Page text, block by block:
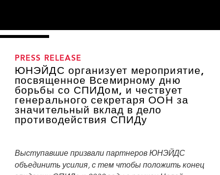
PRESS RELEASE
ЮНЭЙДС организует мероприятие,
посвященное Всемирному дню
борьбы со СПИДом, и чествует
генерального секретаря ООН за
значительный вклад в дело
противодействия СПИДу
Выступавшие призвали партнеров ЮНЭЙДС
объединить усилия, с тем чтобы положить конец